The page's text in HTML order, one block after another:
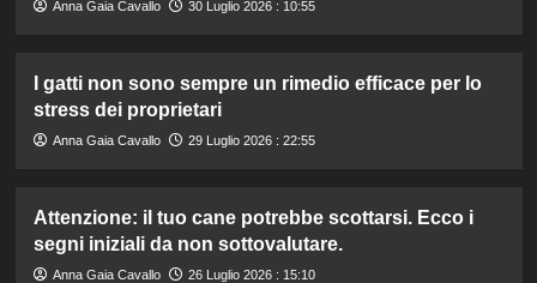
Anna Gaia Cavallo 30 Luglio 2026 : 10:55
I gatti non sono sempre un rimedio efficace per lo
stress dei proprietari
Anna Gaia Cavallo 29 Luglio 2026 : 22:55
Attenzione: il tuo cane potrebbe scottarsi. Ecco i
segni iniziali da non sottovalutare.
Anna Gaia Cavallo 26 Luglio 2026 : 15:10